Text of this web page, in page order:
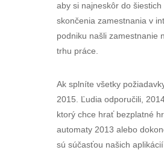
aby si najneskôr do šiestich
skončenia zamestnania v
podniku našli zamestnanie
trhu práce.
Ak splníte všetky
2015. Ľudia odporučili,
ktorý chce hrať bezplatné
automaty 2013 alebo
sú súčasťou našich